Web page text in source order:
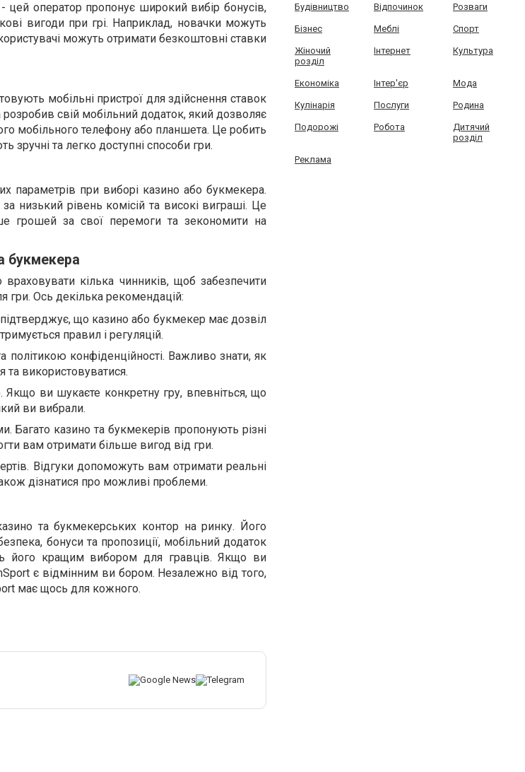
цей оператор пропонує широкий вибір бонусів,
вигоди при грі. Наприклад, новачки можуть
можуть отримати безкоштовні ставки
мобільні пристрої для здійснення ставок
свій мобільний додаток, який дозволяє
мобільного телефону або планшета. Це робить
зручні та легко доступні способи гри.
параметрів при виборі казино або букмекера.
за низький рівень комісій та високі виграші. Це
грошей за свої перемоги та зекономити на
букмекера
кілька чинників, щоб забезпечити
гри. Ось декілька рекомендацій:
підтверджує, що казино або букмекер має дозвіл
правил і регуляцій.
конфіденційності. Важливо знати, як
та використовуватися.
Якщо ви шукаєте конкретну гру, впевніться, що
ви вибрали.
Багато казино та букмекерів пропонують різні
вам отримати більше вигод від гри.
Відгуки допоможуть вам отримати реальні
дізнатися про можливі проблеми.
та букмекерських контор на ринку. Його
бонуси та пропозиції, мобільний додаток
його кращим вибором для гравців. Якщо ви
є відмінним ви бором. Незалежно від того,
має щось для кожного.
Будівництво Відпочинок Розваги
Бізнес Меблі Спорт
Жіночий
розділ
Інтернет Культура
Економіка Інтер'єр Мода
Кулінарія Послуги Родина
Подорожі Робота
Дитячий
розділ
Реклама